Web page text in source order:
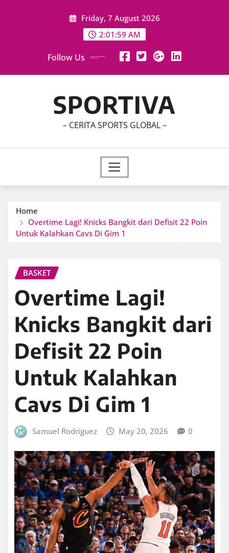
Friday, 7 August 2026
2:02:01 AM
Follow Us
SPORTIVA
– CERITA SPORTS GLOBAL –
Home
Overtime Lagi! Knicks Bangkit dari Defisit 22 Poin
Untuk Kalahkan Cavs Di Gim 1
BASKET
Overtime Lagi!
Knicks Bangkit dari
Defisit 22 Poin
Untuk Kalahkan
Cavs Di Gim 1
Samuel Rodriguez May 20, 2026 0